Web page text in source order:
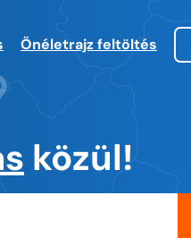
Önéletrajz feltöltés
közül!